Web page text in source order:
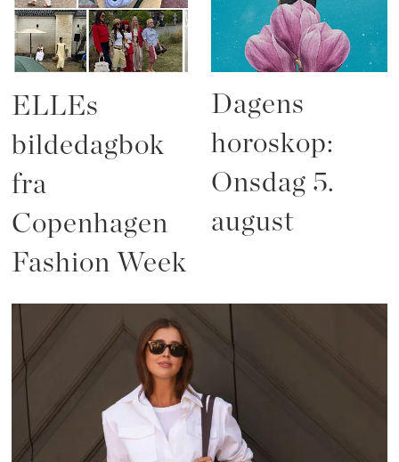
ELLEs
bildedagbok
fra
Copenhagen
Fashion Week
Dagens
horoskop:
Onsdag 5.
august